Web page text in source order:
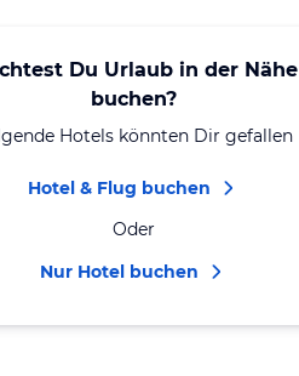
Du Urlaub in der Nähe
buchen?
Hotels könnten Dir gefallen
Hotel & Flug buchen
Oder
Nur Hotel buchen